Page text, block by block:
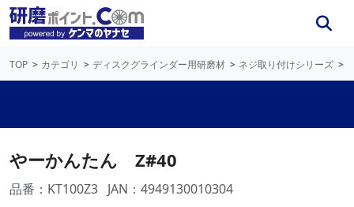
TOP カテゴリ ディスクグラインダー用研磨材 ネジ取り付けシリーズ
やーかんたん Z#40
品番：KT100Z3 JAN：4949130010304